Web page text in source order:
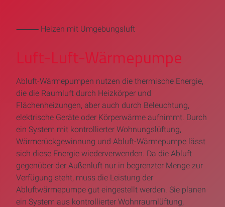
⸻ Heizen mit Umgebungsluft
Luft-Luft-Wärmepumpe
Abluft-Wärmepumpen nutzen die thermische Energie,
die die Raumluft durch Heizkörper und
Flächenheizungen, aber auch durch Beleuchtung,
elektrische Geräte oder Körperwärme aufnimmt. Durch
ein System mit kontrollierter Wohnungslüftung,
Wärmerückgewinnung und Abluft-Wärmepumpe lässt
sich diese Energie wiederverwenden. Da die Abluft
gegenüber der Außenluft nur in begrenzter Menge zur
Verfügung steht, muss die Leistung der
Abluftwärmepumpe gut eingestellt werden. Sie planen
ein System aus kontrollierter Wohnraumlüftung,